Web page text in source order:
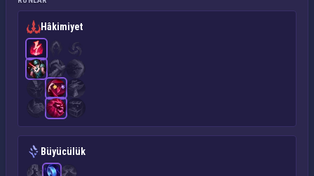
Hâkimiyet
Büyücülük